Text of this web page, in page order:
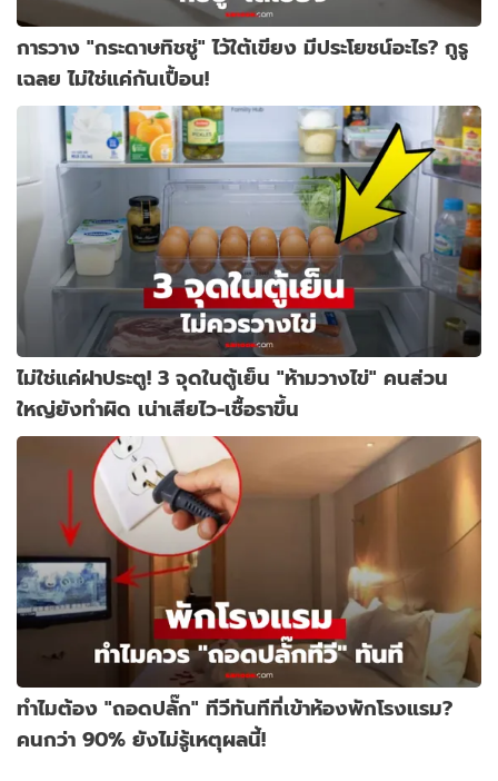
การวาง "กระดาษทิชชู่" ไว้ใต้เขียง มีประโยชน์อะไร? กูรู
เฉลย ไม่ใช่แค่กันเปื้อน!
ไม่ใช่แค่ฝาประตู! 3 จุดในตู้เย็น "ห้ามวางไข่" คนส่วน
ใหญ่ยังทำผิด เน่าเสียไว-เชื้อราขึ้น
ทำไมต้อง "ถอดปลั๊ก" ทีวีทันทีที่เข้าห้องพักโรงแรม?
คนกว่า 90% ยังไม่รู้เหตุผลนี้!